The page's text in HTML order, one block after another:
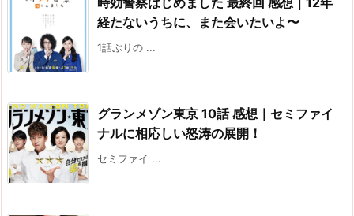
経たないうちに、また会いたいよ〜
1話ぶりの ...
グランメゾン東京 10話 感想｜セミファイ
ナルに相応しい怒涛の展開！
セミファイ ...